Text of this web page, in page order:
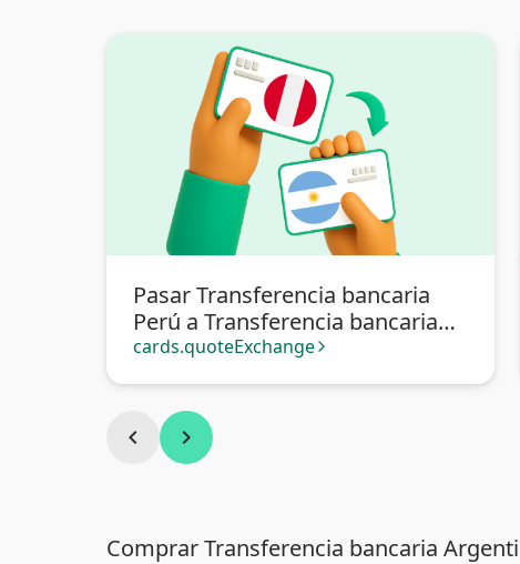
Pasar Transferencia bancaria
Perú a Transferencia bancaria
Argentina
cards.quoteExchange arrow_forward_ios
chevron_left chevron_right
Comprar Transferencia bancaria